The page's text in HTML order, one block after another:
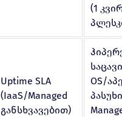
(1
Uptime SLA
(IaaS/Managed
განსხვავებით)
OS/